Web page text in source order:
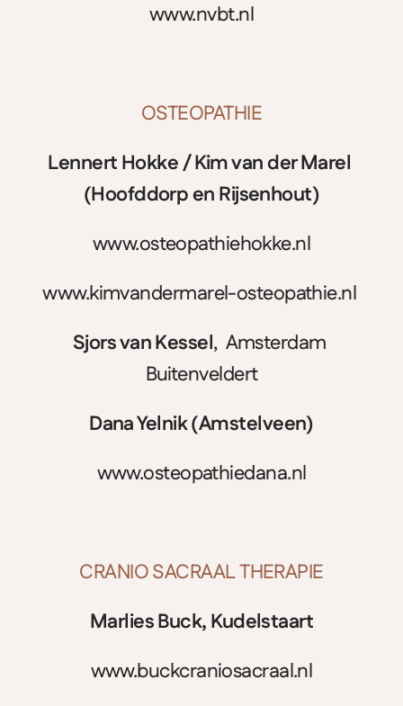
www.nvbt.nl
OSTEOPATHIE
Lennert Hokke / Kim van der Marel
(Hoofddorp en Rijsenhout)
www.osteopathiehokke.nl
www.kimvandermarel-osteopathie.nl
Sjors van Kessel,  Amsterdam
Buitenveldert
Dana Yelnik (Amstelveen)
www.osteopathiedana.nl
CRANIO SACRAAL THERAPIE
Marlies Buck, Kudelstaart
www.buckcraniosacraal.nl